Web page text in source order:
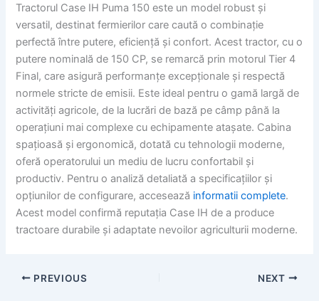
Tractorul Case IH Puma 150 este un model robust și
versatil, destinat fermierilor care caută o combinație
perfectă între putere, eficiență și confort. Acest tractor, cu o
putere nominală de 150 CP, se remarcă prin motorul Tier 4
Final, care asigură performanțe excepționale și respectă
normele stricte de emisii. Este ideal pentru o gamă largă de
activități agricole, de la lucrări de bază pe câmp până la
operațiuni mai complexe cu echipamente atașate. Cabina
spațioasă și ergonomică, dotată cu tehnologii moderne,
oferă operatorului un mediu de lucru confortabil și
productiv. Pentru o analiză detaliată a specificațiilor și
opțiunilor de configurare, accesează informatii complete.
Acest model confirmă reputația Case IH de a produce
tractoare durabile și adaptate nevoilor agriculturii moderne.
PREVIOUS NEXT